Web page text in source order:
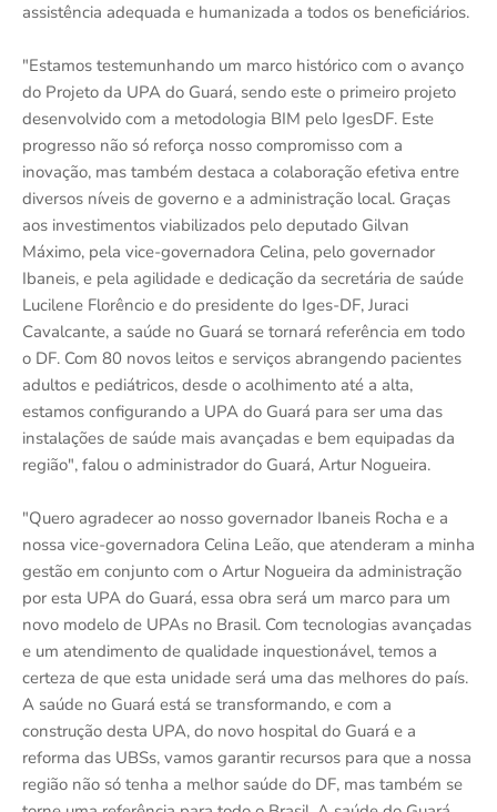
assistência adequada e humanizada a todos os beneficiários.
"Estamos testemunhando um marco histórico com o avanço
do Projeto da UPA do Guará, sendo este o primeiro projeto
desenvolvido com a metodologia BIM pelo IgesDF. Este
progresso não só reforça nosso compromisso com a
inovação, mas também destaca a colaboração efetiva entre
diversos níveis de governo e a administração local. Graças
aos investimentos viabilizados pelo deputado Gilvan
Máximo, pela vice-governadora Celina, pelo governador
Ibaneis, e pela agilidade e dedicação da secretária de saúde
Lucilene Florêncio e do presidente do Iges-DF, Juraci
Cavalcante, a saúde no Guará se tornará referência em todo
o DF. Com 80 novos leitos e serviços abrangendo pacientes
adultos e pediátricos, desde o acolhimento até a alta,
estamos configurando a UPA do Guará para ser uma das
instalações de saúde mais avançadas e bem equipadas da
região", falou o administrador do Guará, Artur Nogueira.
"Quero agradecer ao nosso governador Ibaneis Rocha e a
nossa vice-governadora Celina Leão, que atenderam a minha
gestão em conjunto com o Artur Nogueira da administração
por esta UPA do Guará, essa obra será um marco para um
novo modelo de UPAs no Brasil. Com tecnologias avançadas
e um atendimento de qualidade inquestionável, temos a
certeza de que esta unidade será uma das melhores do país.
A saúde no Guará está se transformando, e com a
construção desta UPA, do novo hospital do Guará e a
reforma das UBSs, vamos garantir recursos para que a nossa
região não só tenha a melhor saúde do DF, mas também se